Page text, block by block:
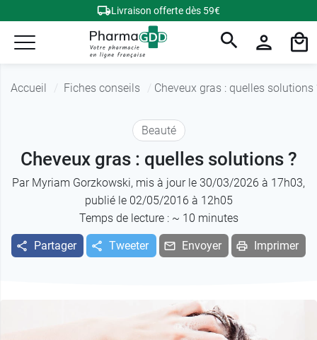
Livraison offerte dès 59€
Accueil Fiches conseils Cheveux gras : quelles solutions
Beauté
Cheveux gras : quelles solutions ?
Par Myriam Gorzkowski, mis à jour le 30/03/2026 à 17h03,
publié le 02/05/2016 à 12h05
Temps de lecture : ~ 10 minutes
Partager Tweeter Envoyer Imprimer